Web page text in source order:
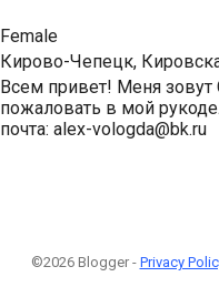
Female
Кирово-Чепецк,
Всем привет! Меня
пожаловать в мой
почта: alex-vologda@bk.ru
©2026 Blogger - Privacy